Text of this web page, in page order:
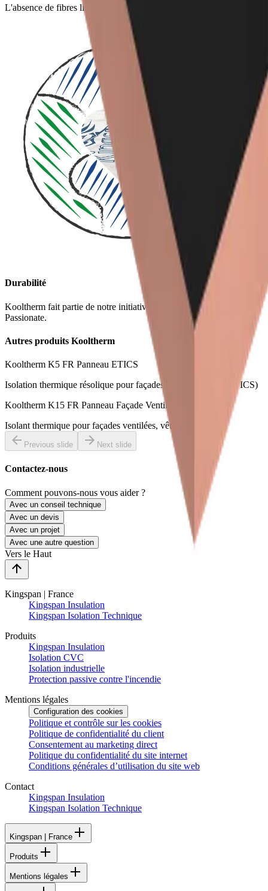
L'absence de fibres limite l'irritation de la peau et des yeux.
Durabilité
Kooltherm fait partie de notre initiative de durabilité Planet
Passionate.
Autres produits Kooltherm
Kooltherm K5 FR Panneau ETICS
Isolation thermique résolique pour façades sans lame d’air (ETICS)
Kooltherm K15 FR Panneau Façade Ventilée
Isolant thermique pour façades ventilées, vêtures et vêtages
Previous slide Next slide
Contactez-nous
Comment pouvons-nous vous aider ?
Avec un conseil technique
Avec un devis
Avec un projet
Avec une autre question
Vers le Haut
Kingspan | France
Kingspan Insulation
Kingspan Isolation Technique
Produits
Kingspan Insulation
Isolation CVC
Isolation industrielle
Protection passive contre l'incendie
Mentions légales
Configuration des cookies
Politique et contrôle sur les cookies
Politique de confidentialité du client
Consentement au marketing direct
Politique du confidentialité du site internet
Conditions générales d’utilisation du site web
Contact
Kingspan Insulation
Kingspan Isolation Technique
Kingspan | France
Produits
Mentions légales